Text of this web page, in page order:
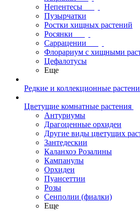
Непентесы
Пузырчатки
Ростки хищных растений
Росянки
Саррацении
Флорариум с хищными
Цефалотусы
Еще
Редкие и коллекционные
Цветущие комнатные растения
Антуриумы
Драгоценные орхидеи
Другие виды цветущих
Зантедескии
Каланхоэ Розалины
Кампанулы
Орхидеи
Пуансеттии
Розы
Сенполии (фиалки)
Еще